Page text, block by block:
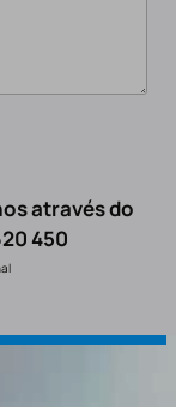
através do
450